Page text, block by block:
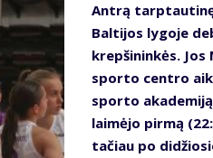
Antrą
Baltijos lygoje
krepšininkės.
sporto centro
sporto
laimėjo pirmą
tačiau po